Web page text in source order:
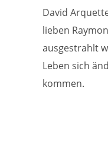
David
lieben
ausgestrahlt
Leben sich
kommen.